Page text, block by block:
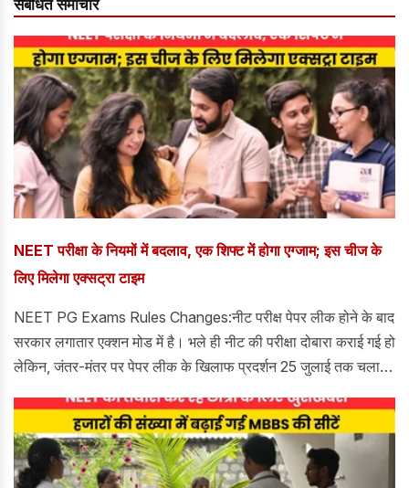
संबंधित समाचार
NEET परीक्षा के नियमों में बदलाव, एक शिफ्ट में होगा एग्जाम; इस चीज के
लिए मिलेगा एक्सट्रा टाइम
NEET PG Exams Rules Changes:नीट परीक्ष पेपर लीक होने के बाद
सरकार लगातार एक्शन मोड में है। भले ही नीट की परीक्षा दोबारा कराई गई हो
लेकिन, जंतर-मंतर पर पेपर लीक के खिलाफ प्रदर्शन 25 जुलाई तक चलाता
पड़ा।